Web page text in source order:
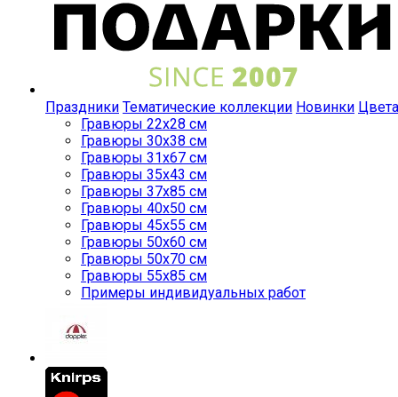
Праздники Тематические коллекции Новинки Цвета
Гравюры 22x28 см
Гравюры 30x38 см
Гравюры 31x67 см
Гравюры 35x43 см
Гравюры 37x85 см
Гравюры 40x50 см
Гравюры 45x55 см
Гравюры 50x60 см
Гравюры 50x70 см
Гравюры 55x85 см
Примеры индивидуальных работ